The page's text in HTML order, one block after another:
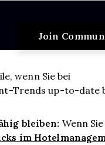
wenn Sie bei
Trends up-to-date
bleiben: Wenn
im